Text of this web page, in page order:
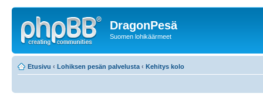
DragonPesä
Suomen lohikäärmeet
Etusivu ‹ Lohiksen pesän palvelusta ‹ Kehitys kolo